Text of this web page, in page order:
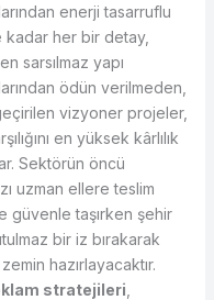
enerji tasarruflu
kadar her bir detay,
sarsılmaz yapı
ödün verilmeden,
vizyoner projeler,
en yüksek kârlılık
Sektörün öncü
uzman ellere teslim
güvenle taşırken şehir
bir iz bırakarak
hazırlayacaktır.
stratejileri